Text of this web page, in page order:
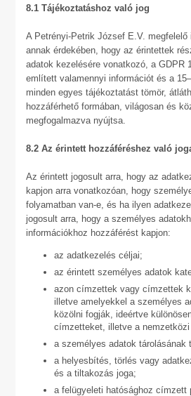
8.1 Tájékoztatáshoz való jog
A Petrényi-Petrik József E.V. megfelelő
annak érdekében, hogy az érintettek
adatok kezelésére vonatkozó, a GDPR
említett valamennyi információt és a
minden egyes tájékoztatást tömör,
hozzáférhető formában, világosan és
megfogalmazva nyújtsa.
8.2 Az érintett hozzáféréshez való
Az érintett jogosult arra, hogy az
kapjon arra vonatkozóan, hogy
folyamatban van-e, és ha ilyen
jogosult arra, hogy a személyes
információkhoz hozzáférést kapjon:
az adatkezelés céljai;
az érintett személyes adatok
azon címzettek vagy címzettek
illetve amelyekkel a személyes
közölni fogják, ideértve
címzetteket, illetve a
a személyes adatok tárolásának
a helyesbítés, törlés vagy
és a tiltakozás joga;
a felügyeleti hatósághoz címzett